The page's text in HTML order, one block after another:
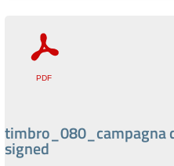
timbro_080_campagna
signed